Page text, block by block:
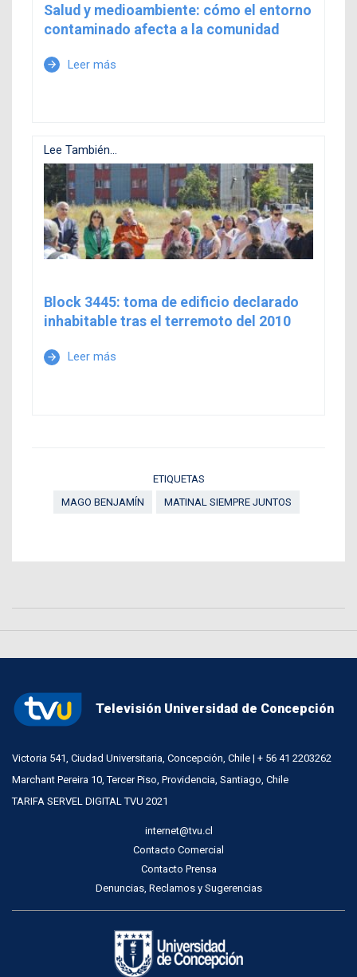
Salud y medioambiente: cómo el entorno
contaminado afecta a la comunidad
arrow_forward Leer más
Lee También...
Block 3445: toma de edificio declarado
inhabitable tras el terremoto del 2010
arrow_forward Leer más
ETIQUETAS
MAGO BENJAMÍN
MATINAL SIEMPRE JUNTOS
Televisión Universidad de Concepción
Victoria 541, Ciudad Universitaria, Concepción, Chile | + 56 41 2203262
Marchant Pereira 10, Tercer Piso, Providencia, Santiago, Chile
TARIFA SERVEL DIGITAL TVU 2021
internet@tvu.cl
Contacto Comercial
Contacto Prensa
Denuncias, Reclamos y Sugerencias